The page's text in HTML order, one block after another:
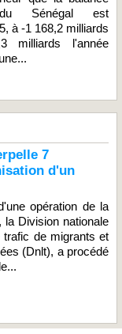
du Sénégal est
à -1 168,2 milliards
milliards l'année
7
d'un
opération de la
la Division nationale
trafic de migrants et
(Dnlt), a procédé